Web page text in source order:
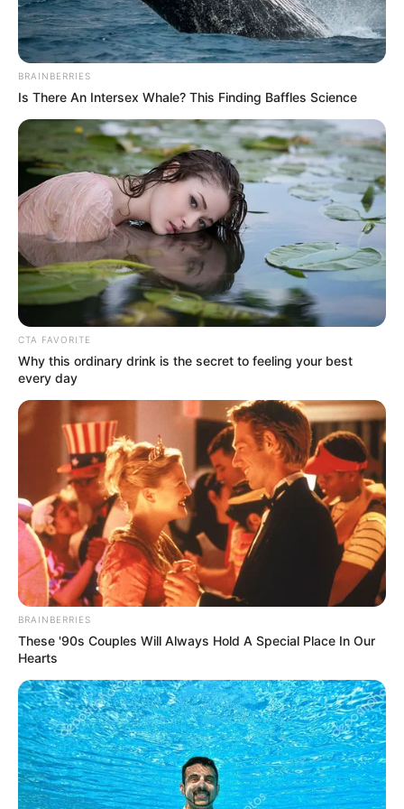
como salvar su carro Mercedez ni pagar hasta el celular.
COMPARTIR
ALERTA BOGOTÁ EN GOOGLE NEWS
TEMAS RELACIONADOS
LORNA CEPEDA
BETTY, LA FEA
POLÉMICAS DE FAMOSOS
MANTÉNGASE EN ALERTA
interesan. Para estar bien informado, por
ACTIVAR AHORA
TEMAS DESTACADOS
EMERGENCIAS POR LLUVIAS
FUERTES LLUVIAS
VIA AL LLANO
LIGA BETPLAY
CORTES DE LUZ
CORTES DE AGUA
FENÓMENO DEL NIÑO
BRAINBERRIES
Is There An Intersex Whale? This Finding Baffles Science
CTA FAVORITE
Why this ordinary drink is the secret to feeling your best
every day
BRAINBERRIES
These '90s Couples Will Always Hold A Special Place In Our
Hearts